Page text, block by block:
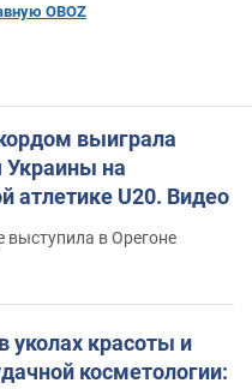
OBOZ
выиграла
Украины на
атлетике U20. Видео
выступила в Орегоне
уколах красоты и
косметологии: